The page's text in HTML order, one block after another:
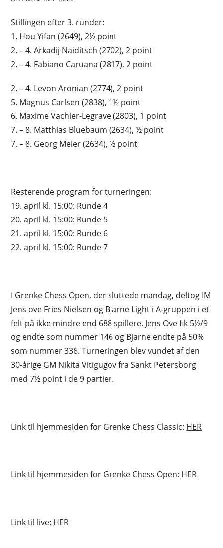
Stillingen efter 3. runder:
1. Hou Yifan (2649), 2½ point
2. – 4. Arkadij Naiditsch (2702), 2 point
2. – 4. Fabiano Caruana (2817), 2 point
2. – 4. Levon Aronian (2774), 2 point
5. Magnus Carlsen (2838), 1½ point
6. Maxime Vachier-Legrave (2803), 1 point
7. – 8. Matthias Bluebaum (2634), ½ point
7. – 8. Georg Meier (2634), ½ point
Resterende program for turneringen:
19. april kl. 15:00: Runde 4
20. april kl. 15:00: Runde 5
21. april kl. 15:00: Runde 6
22. april kl. 15:00: Runde 7
I Grenke Chess Open, der sluttede mandag, deltog IM
Jens ove Fries Nielsen og Bjarne Light i A-gruppen i et
felt på ikke mindre end 688 spillere. Jens Ove fik 5½/9
og endte som nummer 146 og Bjarne endte på 50%
som nummer 336. Turneringen blev vundet af den
30-årige GM Nikita Vitigugov fra Sankt Petersborg
med 7½ point i de 9 partier.
Link til hjemmesiden for Grenke Chess Classic: HER
Link til hjemmesiden for Grenke Chess Open: HER
Link til live: HER